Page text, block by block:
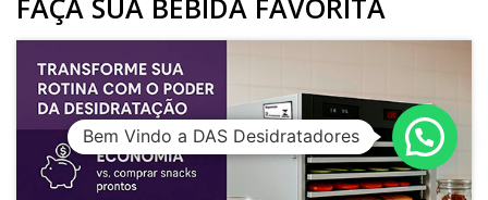
FAÇA SUA BEBIDA FAVORITA
Bem Vindo a DAS Desidratadores